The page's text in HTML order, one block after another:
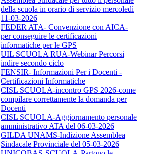
della scuola in orario di servizio mercoledì
11-03-2026
FEDER ATA- Convenzione con AICA-
per conseguire le certificazioni
informatiche per le GPS
UIL SCUOLA RUA-Webinar Percorsi
indire secondo ciclo
FENSIR- Informazioni Per i Docenti -
Certificazioni Informatiche
CISL SCUOLA-incontro GPS 2026-come
compilare correttamente la domanda per
Docenti
CISL SCUOLA-Aggiornamento personale
amministrativo ATA del 06-03-2026
GILDA UNAMS-Indizione Assemblea
Sindacale Provinciale del 05-03-2026